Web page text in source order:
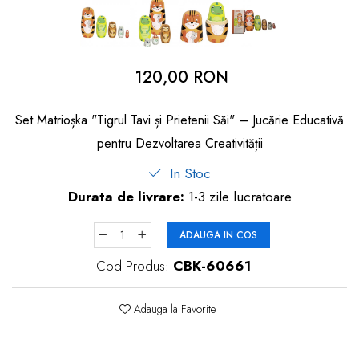
dopuri de urechi
Produse îngrijire copii
120,00 RON
Set Matrioșka "Tigrul Tavi și Prietenii Săi" – Jucărie Educativă
pentru Dezvoltarea Creativității
In Stoc
Durata de livrare: 1-3 zile lucratoare
ADAUGA IN COS
Cod Produs: CBK-60661
Adauga la Favorite